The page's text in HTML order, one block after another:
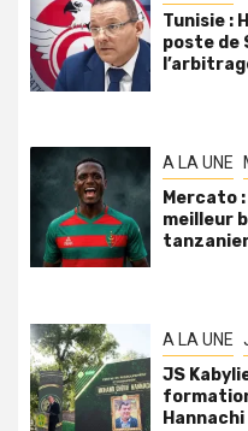
Tunisie :
poste de
A LA UNE
Mercato :
meilleur
A LA UNE
JS
Hannachi